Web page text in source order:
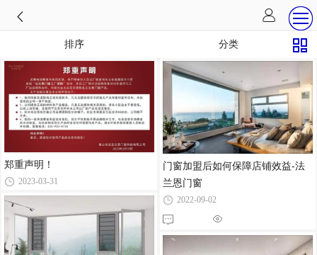
排序 分类
郑重声明！
2023-03-31
门窗加盟后如何保障店铺效益-法
兰恩门窗
2022-09-02